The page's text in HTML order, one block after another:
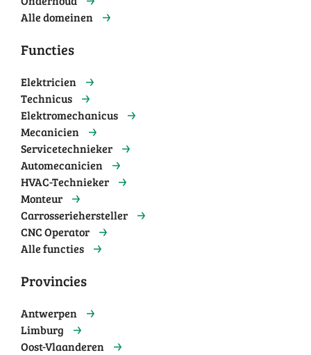
Alle domeinen
Functies
Elektricien
Technicus
Elektromechanicus
Mecanicien
Servicetechnieker
Automecanicien
HVAC-Technieker
Monteur
Carrosseriehersteller
CNC Operator
Alle functies
Provincies
Antwerpen
Limburg
Oost-Vlaanderen